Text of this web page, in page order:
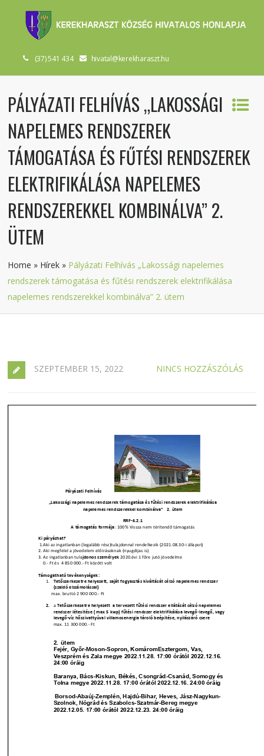
(37) 541 434 hivatal@kerekharaszt.hu
PÁLYÁZATI FELHÍVÁS „LAKOSSÁGI
NAPELEMES RENDSZEREK
TÁMOGATÁSA ÉS FŰTÉSI RENDSZEREK
ELEKTRIFIKÁLÁSA NAPELEMES
RENDSZEREKKEL KOMBINÁLVA” 2.
ÜTEM
Home » Hírek » Pályázati Felhívás „Lakossági napelemes
rendszerek támogatása és fűtési rendszerek elektrifikálása
napelemes rendszerekkel kombinálva” 2. ütem
SZEPTEMBER 15, 2022 NINCS HOZZÁSZÓLÁS